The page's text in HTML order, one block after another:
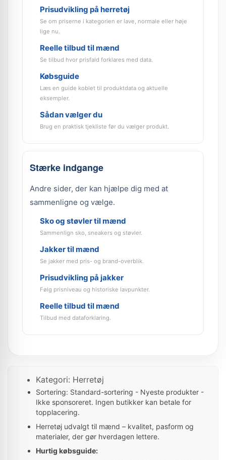
Prisudvikling på herretøj
Se om priserne i kategorien er lave, normale eller høje
lige nu.
Reelle tilbud til mænd
Se tilbud hvor prisfald forklares med data.
Købsguide
Læs en guide koblet til produktdata og aktuelle
eksempler.
Sådan vælger du
Brug en praktisk tjekliste før du vælger produkt.
Stærke indgange
Andre sider, der kan hjælpe dig med at
sammenligne og vælge.
Sko og støvler til mænd
Sammenlign sko, sneakers og støvler.
Jakker til mænd
Se jakker med pris- og brand-overblik.
Prisudvikling på jakker
Følg prisniveau og historiske lavpunkter.
Reelle tilbud til mænd
Tilbud med dataforklaring.
Kategori: Herretøj
Sortering: Standard-sortering - Nyeste produkter -
Ikke sponsoreret. Ingen butikker kan betale for
topplacering.
Herretøj udvalgt til mænd – kvalitet, pasform og
materialer, der gør hverdagen lettere.
Hurtig købsguide: